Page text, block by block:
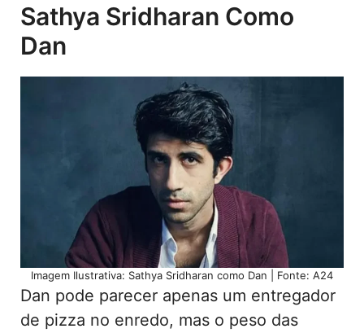
Sathya Sridharan Como
Dan
Imagem Ilustrativa: Sathya Sridharan como Dan | Fonte: A24
Dan pode parecer apenas um entregador
de pizza no enredo, mas o peso das